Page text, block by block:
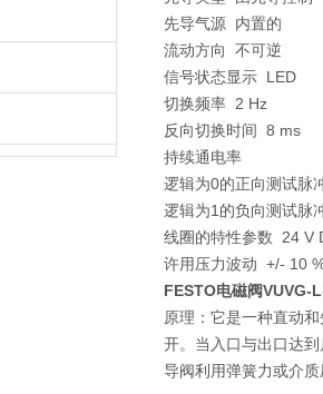
先导气源 内置的
流动方向 不可逆
信号状态显示 LED
切换频率 2 Hz
反向切换时间 8 ms
持续通电率
逻辑为0的正向测试脉
逻辑为1的负向测试脉
线圈的特性参数 24 V
许用压力波动 +/- 10
FESTO电磁阀VUVG-
原理：它是一种直动
开。当入口与出口达
导阀利用弹簧力或介